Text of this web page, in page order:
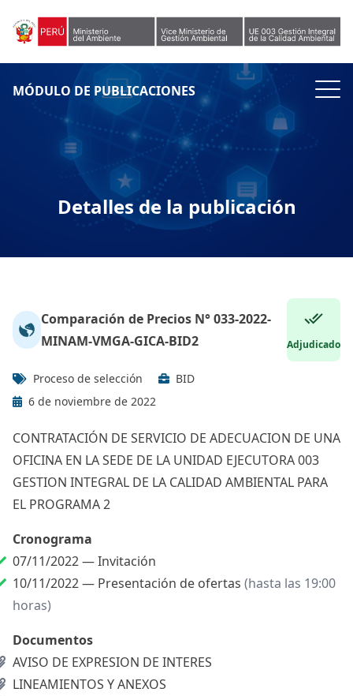
MÓDULO DE PUBLICACIONES
Detalles de la publicación
Comparación de Precios N° 033-2022-
MINAM-VMGA-GICA-BID2
Adjudicado
Proceso de selección
BID
6 de noviembre de 2022
CONTRATACIÓN DE SERVICIO DE ADECUACION DE UNA
OFICINA EN LA SEDE DE LA UNIDAD EJECUTORA 003
GESTION INTEGRAL DE LA CALIDAD AMBIENTAL PARA
EL PROGRAMA 2
Cronograma
07/11/2022 —Invitación
10/11/2022 — Presentación de ofertas (hasta las 19:00
horas)
Documentos
AVISO DE EXPRESION DE INTERES
LINEAMIENTOS Y ANEXOS